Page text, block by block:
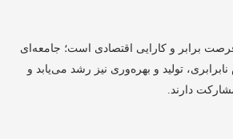
فرصت برابر و کارایی اقتصادی است؛ جامعه‌ای
تولید و بهره‌وری نیز رشد می‌یابد و
دارند.